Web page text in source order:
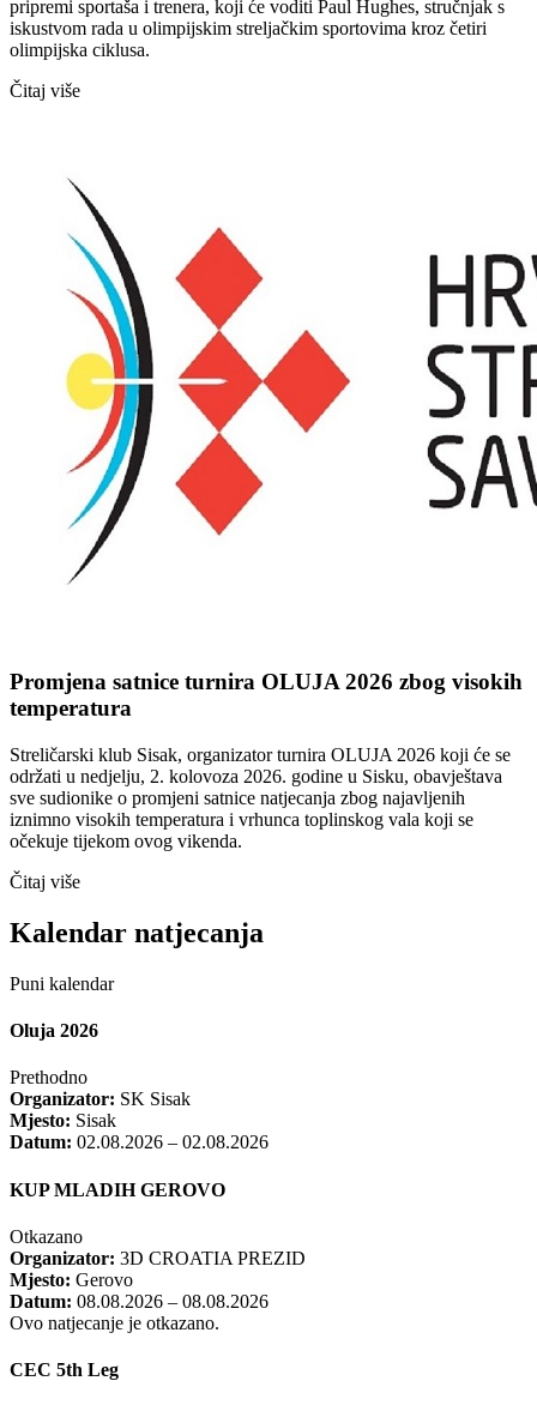
pripremi sportaša i trenera, koji će voditi Paul Hughes, stručnjak s
iskustvom rada u olimpijskim streljačkim sportovima kroz četiri
olimpijska ciklusa.
Čitaj više
Promjena satnice turnira OLUJA 2026 zbog visokih
temperatura
Streličarski klub Sisak, organizator turnira OLUJA 2026 koji će se
održati u nedjelju, 2. kolovoza 2026. godine u Sisku, obavještava
sve sudionike o promjeni satnice natjecanja zbog najavljenih
iznimno visokih temperatura i vrhunca toplinskog vala koji se
očekuje tijekom ovog vikenda.
Čitaj više
Kalendar natjecanja
Puni kalendar
Oluja 2026
Prethodno
Organizator: SK Sisak
Mjesto: Sisak
Datum: 02.08.2026 – 02.08.2026
KUP MLADIH GEROVO
Otkazano
Organizator: 3D CROATIA PREZID
Mjesto: Gerovo
Datum: 08.08.2026 – 08.08.2026
Ovo natjecanje je otkazano.
CEC 5th Leg